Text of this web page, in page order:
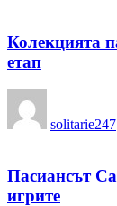
Колекцията
етап
solitarie247
Пасиансът
игрите